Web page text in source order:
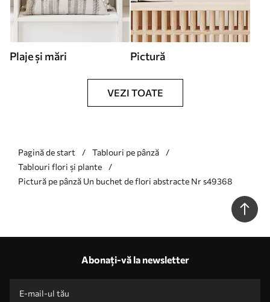
Plaje și mări Pictură
VEZI TOATE
Pagină de start
Tablouri pe pânză
Tablouri flori și plante
Pictură pe pânză Un buchet de flori abstracte Nr s49368
Abonați-vă la newsletter